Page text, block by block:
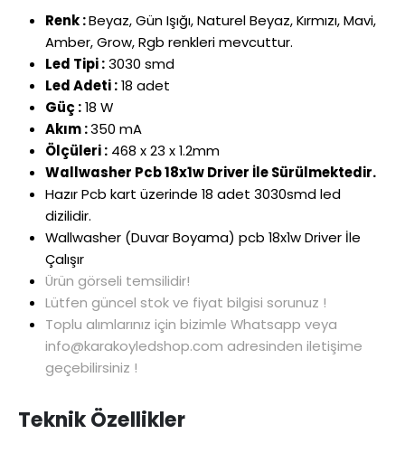
Renk :Beyaz, Gün Işığı, Naturel Beyaz, Kırmızı, Mavi,
Amber, Grow, Rgb renkleri mevcuttur.
Led Tipi :3030 smd
Led Adeti :18 adet
Güç :18 W
Akım :350 mA
Ölçüleri :468 x 23 x 1.2mm
Wallwasher Pcb 18x1w Driver İle Sürülmektedir.
Hazır Pcb kart üzerinde 18 adet 3030smd led
dizilidir.
Wallwasher (Duvar Boyama) pcb 18x1w Driver İle
Çalışır
Ürün görseli temsilidir!
Lütfen güncel stok ve fiyat bilgisi sorunuz !
Toplu alımlarınız için bizimle Whatsapp veya
info@karakoyledshop.com adresinden iletişime
geçebilirsiniz !
Teknik Özellikler